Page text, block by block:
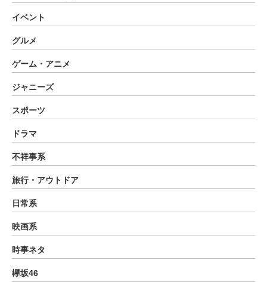
イベント
グルメ
ゲーム・アニメ
ジャニーズ
スポーツ
ドラマ
不祥事系
旅行・アウトドア
日常系
映画系
時事ネタ
欅坂46